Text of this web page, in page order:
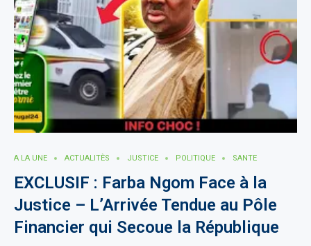
A LA UNE ACTUALITÈS JUSTICE POLITIQUE SANTE
EXCLUSIF : Farba Ngom Face à la
Justice – L’Arrivée Tendue au Pôle
Financier qui Secoue la République